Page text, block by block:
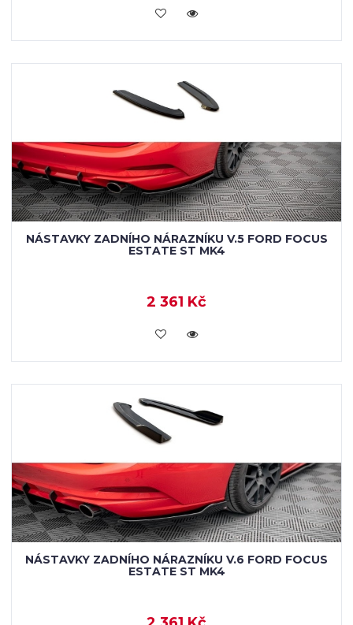
VLOŽIT DO KOŠÍKU
NÁSTAVKY ZADNÍHO NÁRAZNÍKU V.5 FORD FOCUS
ESTATE ST MK4
2 361 Kč
VLOŽIT DO KOŠÍKU
NÁSTAVKY ZADNÍHO NÁRAZNÍKU V.6 FORD FOCUS
ESTATE ST MK4